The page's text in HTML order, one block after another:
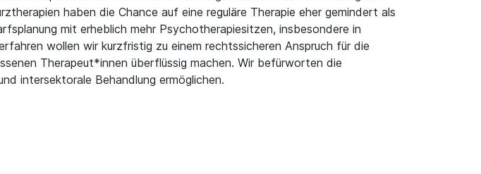
haben die Chance auf eine reguläre Therapie eher gemindert als
mit erheblich mehr Psychotherapiesitzen, insbesondere in
wollen wir kurzfristig zu einem rechtssicheren Anspruch für die
Therapeut*innen überflüssig machen. Wir befürworten die
intersektorale Behandlung ermöglichen.